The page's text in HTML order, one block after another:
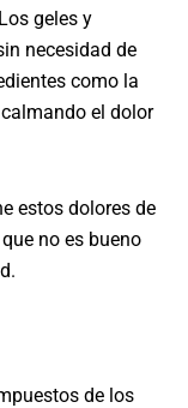
geles y
necesidad de
como la
el dolor
estos dolores de
no es bueno
de los